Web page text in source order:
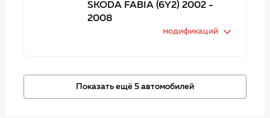
SKODA FABIA (6Y2) 2002 -
2008
модификаций
Показать ещё 5 автомобилей